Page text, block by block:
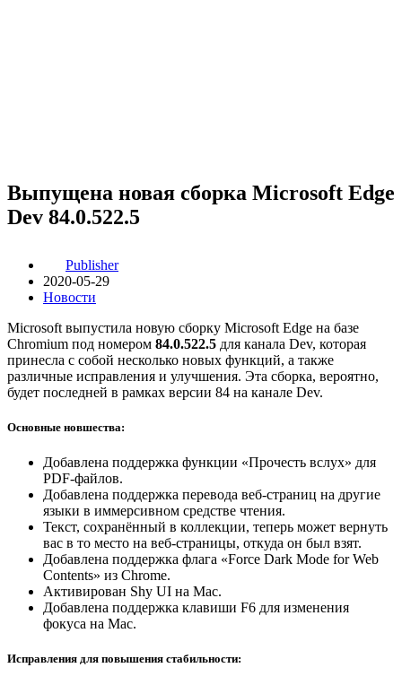
Выпущена новая сборка Microsoft Edge
Dev 84.0.522.5
Publisher
2020-05-29
Новости
Microsoft выпустила новую сборку Microsoft Edge на базе
Chromium под номером 84.0.522.5 для канала Dev, которая
принесла с собой несколько новых функций, а также
различные исправления и улучшения. Эта сборка, вероятно,
будет последней в рамках версии 84 на канале Dev.
Основные новшества:
Добавлена поддержка функции «Прочесть вслух» для
PDF-файлов.
Добавлена поддержка перевода веб-страниц на другие
языки в иммерсивном средстве чтения.
Текст, сохранённый в коллекции, теперь может вернуть
вас в то место на веб-страницы, откуда он был взят.
Добавлена поддержка флага «Force Dark Mode for Web
Contents» из Chrome.
Активирован Shy UI на Mac.
Добавлена поддержка клавиши F6 для изменения
фокуса на Mac.
Исправления для повышения стабильности: